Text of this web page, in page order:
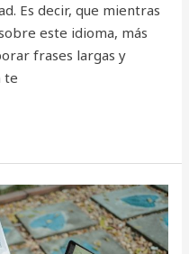
Es decir, que mientras
este idioma, más
frases largas y
te